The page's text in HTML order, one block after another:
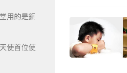
用的是銅
使首位使